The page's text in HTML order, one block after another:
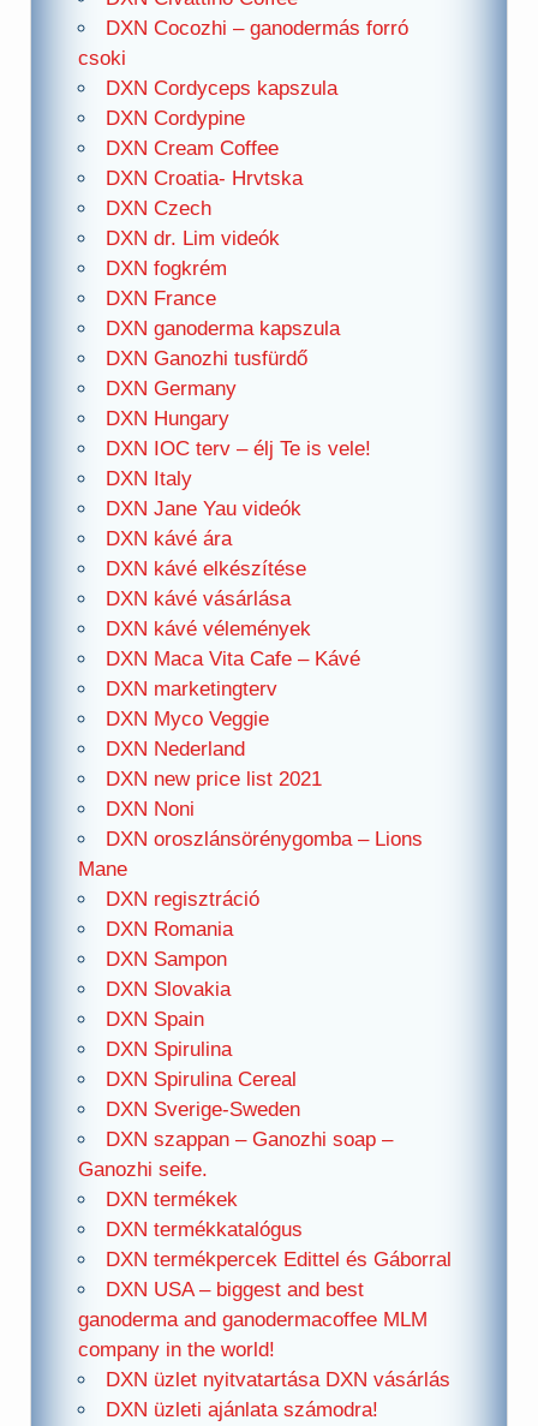
DXN Cocozhi – ganodermás forró
csoki
DXN Cordyceps kapszula
DXN Cordypine
DXN Cream Coffee
DXN Croatia- Hrvtska
DXN Czech
DXN dr. Lim videók
DXN fogkrém
DXN France
DXN ganoderma kapszula
DXN Ganozhi tusfürdő
DXN Germany
DXN Hungary
DXN IOC terv – élj Te is vele!
DXN Italy
DXN Jane Yau videók
DXN kávé ára
DXN kávé elkészítése
DXN kávé vásárlása
DXN kávé vélemények
DXN Maca Vita Cafe – Kávé
DXN marketingterv
DXN Myco Veggie
DXN Nederland
DXN new price list 2021
DXN Noni
DXN oroszlánsörénygomba – Lions
Mane
DXN regisztráció
DXN Romania
DXN Sampon
DXN Slovakia
DXN Spain
DXN Spirulina
DXN Spirulina Cereal
DXN Sverige-Sweden
DXN szappan – Ganozhi soap –
Ganozhi seife.
DXN termékek
DXN termékkatalógus
DXN termékpercek Edittel és Gáborral
DXN USA – biggest and best
ganoderma and ganodermacoffee MLM
company in the world!
DXN üzlet nyitvatartása DXN vásárlás
DXN üzleti ajánlata számodra!